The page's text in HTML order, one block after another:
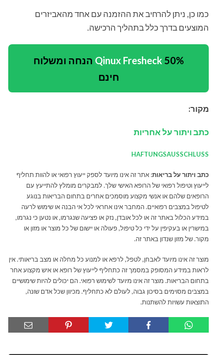
כמו כן, ניתן להרחיב את ההזמנה עם אחד מהאביזרים
המוצעים בדרך כלל בתהליך הרכישה.
Qinux Fresheck 50% הנחה ומשלוח
חינם
מקור:
כתב ויתור על אחריות
HAFTUNGSAUSSCHLUSS
כתב ויתור על בריאות: אתר זה אינו מיועד לספק ייעוץ רפואי או להוות תחליף
לייעוץ וטיפול רפואי של הרופא האישי שלך. למבקרים מומלץ להתייעץ עם
הרופאים שלהם או אנשי מקצוע מוסמכים אחרים בתחום הבריאות בנוגע
לטיפול במצבים רפואיים. המחבר אינו אחראי לכל אי הבנה או שימוש לרעה
במידע הכלול באתר זה או לכל אובדן, נזק או פציעה שנגרמו, או נטען כי נגרמו,
במישרין או בעקיפין על ידי כל טיפול, פעולה או יישום של כל מוצר או מזון או
מקור. של מזון שנדון באתר זה.
מוצר זה אינו מיועד לאבחן, לטפל, לרפא או למנוע כל מחלה או מצב בריאותי. אין
לראות במידע המסופק במסמך זה כתחליף לייעוץ של רופא או איש מקצוע אחר
בתחום הבריאות. מוצר זה אינו מיועד לשימוש רפואי. הם יכולים להיות שימושיים
במצבים מסוימים בסיכון גבוה, לעולם לא כתחליף. מכיוון שכל אדם שונה,
התוצאות עשויות להשתנות.